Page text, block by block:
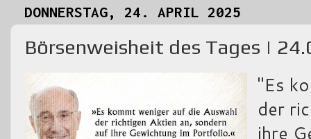
DONNERSTAG, 24. APRIL 2025
Börsenweisheit des Tages |
"Es
der
ihre